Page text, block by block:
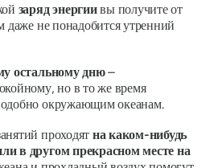
заряд энергиивы получите от
даже не понадобится утренний
остальному дню–
но в то же время
окружающим океанам.
проходят на каком-нибудь
в другом прекрасном месте на